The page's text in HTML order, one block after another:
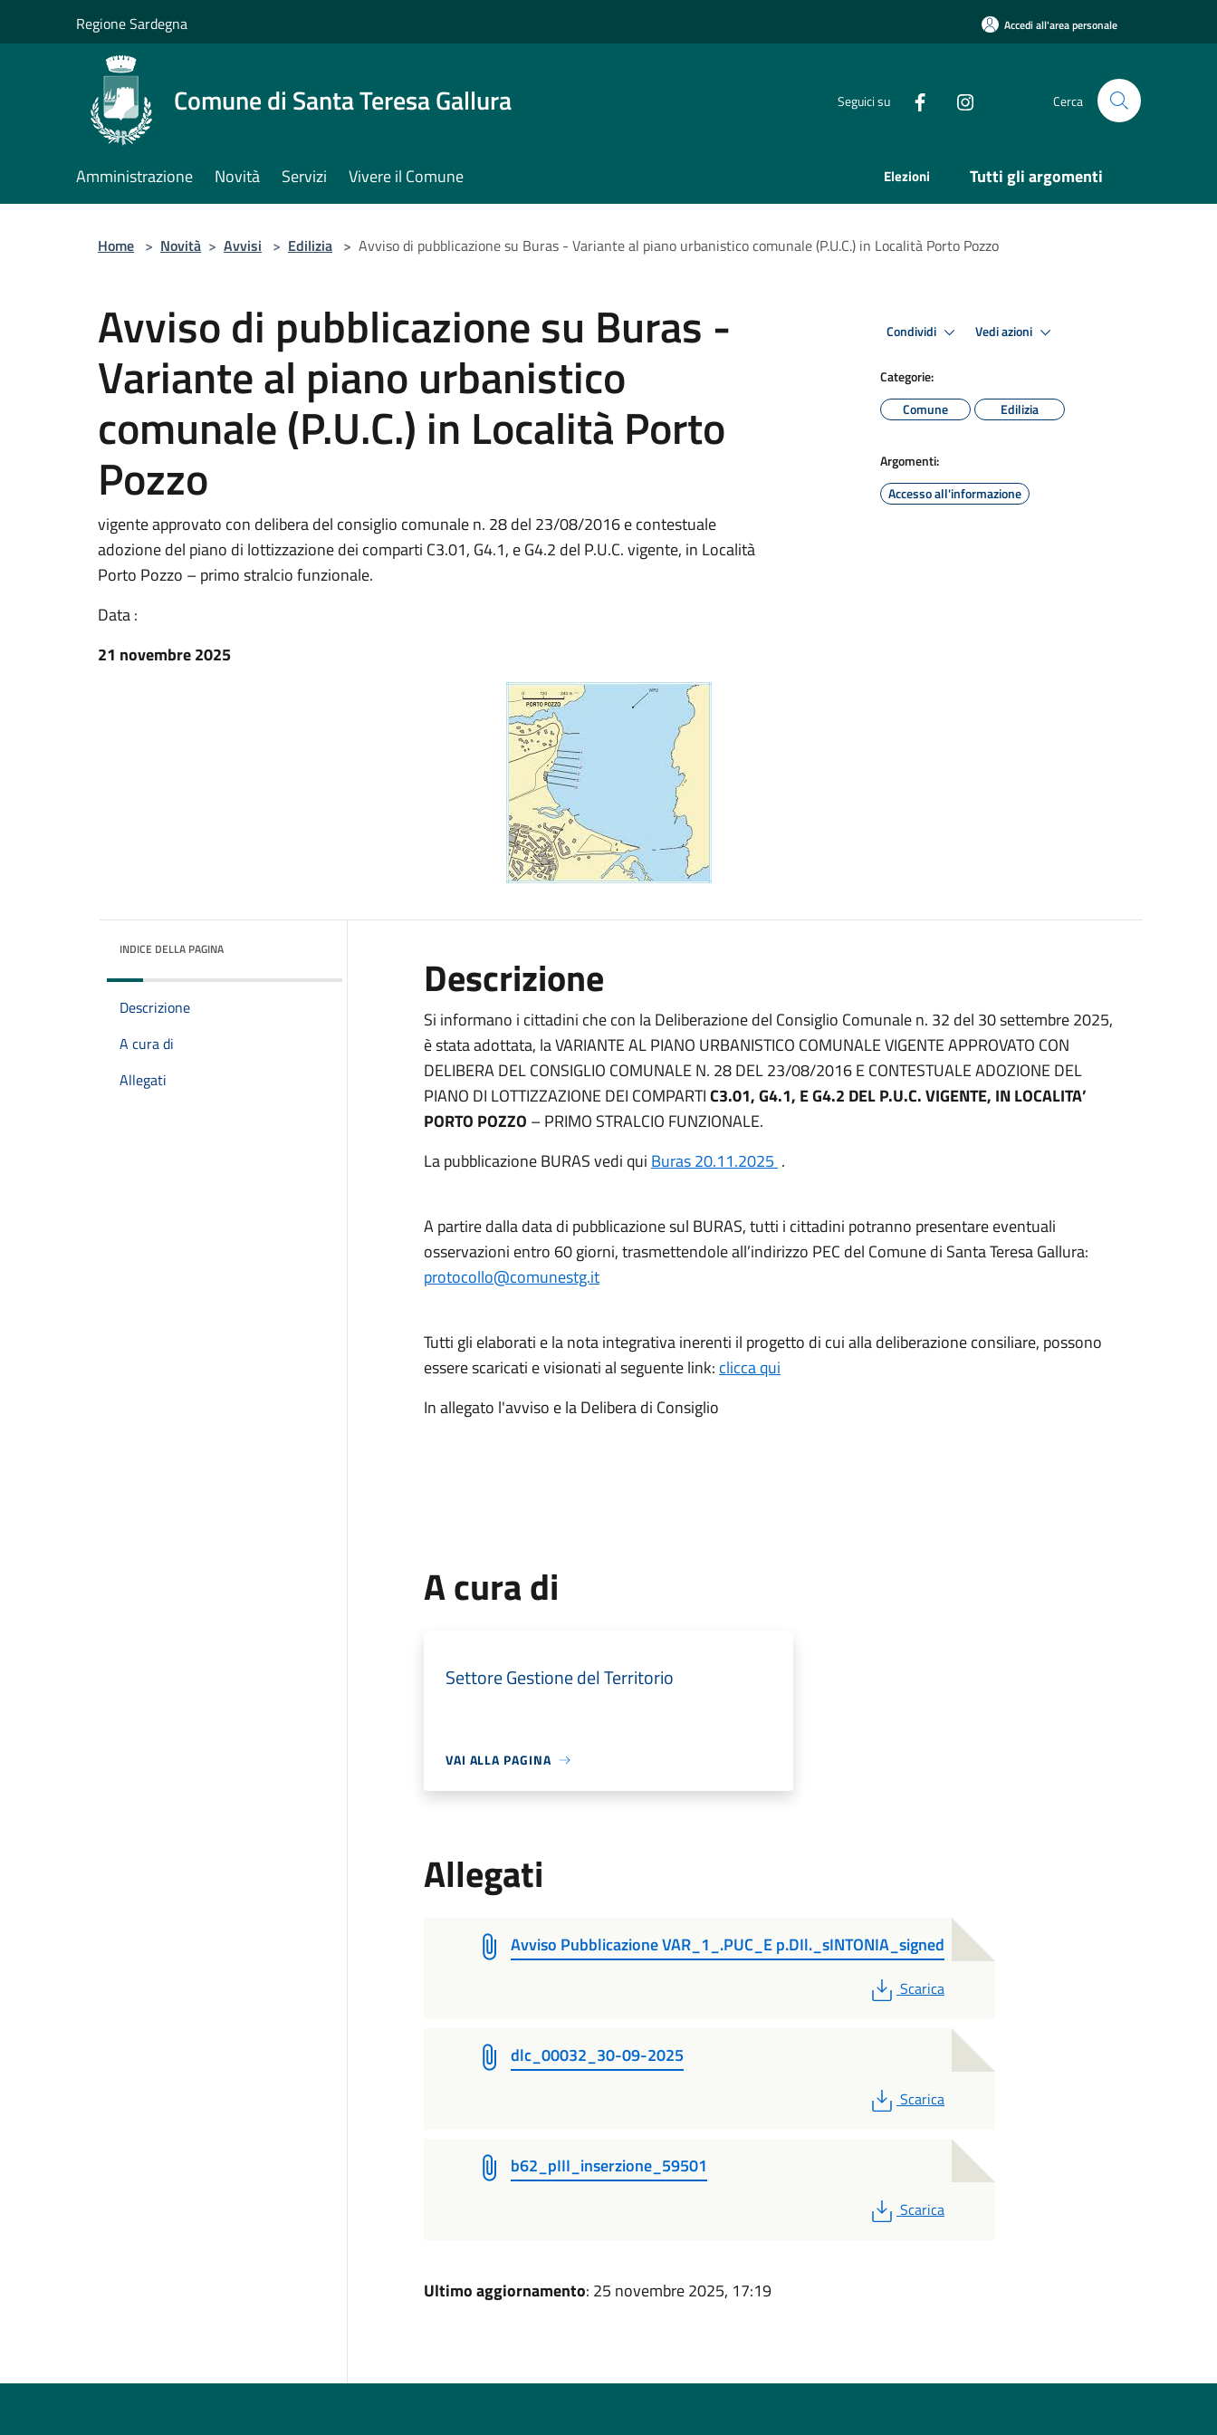
Regione Sardegna Accedi all'area personale
Comune di Santa Teresa Gallura Seguici su Cerca
Amministrazione Novità Servizi Vivere il Comune Elezioni Tutti gli argomenti
Home > Novità > Avvisi > Edilizia > Avviso di pubblicazione su Buras - Variante al piano urbanistico comunale (P.U.C.) in Località Porto Pozzo
Avviso di pubblicazione su Buras -
Variante al piano urbanistico
comunale (P.U.C.) in Località Porto
Pozzo
vigente approvato con delibera del consiglio comunale n. 28 del 23/08/2016 e contestuale
adozione del piano di lottizzazione dei comparti C3.01, G4.1, e G4.2 del P.U.C. vigente, in Località
Porto Pozzo – primo stralcio funzionale.
Data :
21 novembre 2025
Condividi Vedi azioni
Categorie:
Comune
Edilizia
Argomenti:
Accesso all'informazione
INDICE DELLA PAGINA
Descrizione
A cura di
Allegati
Descrizione
Si informano i cittadini che con la Deliberazione del Consiglio Comunale n. 32 del 30 settembre 2025,
è stata adottata, la VARIANTE AL PIANO URBANISTICO COMUNALE VIGENTE APPROVATO CON
DELIBERA DEL CONSIGLIO COMUNALE N. 28 DEL 23/08/2016 E CONTESTUALE ADOZIONE DEL
PIANO DI LOTTIZZAZIONE DEI COMPARTIC3.01, G4.1, E G4.2 DEL P.U.C. VIGENTE, IN LOCALITA’
PORTO POZZO – PRIMO STRALCIO FUNZIONALE.
La pubblicazione BURAS vedi qui Buras 20.11.2025 .
A partire dalla data di pubblicazione sul BURAS, tutti i cittadini potranno presentare eventuali
osservazioni entro 60 giorni, trasmettendole all’indirizzo PEC del Comune di Santa Teresa Gallura:
protocollo@comunestg.it
Tutti gli elaborati e la nota integrativa inerenti il progetto di cui alla deliberazione consiliare, possono
essere scaricati e visionati al seguente link: clicca qui
In allegato l'avviso e la Delibera di Consiglio
A cura di
Settore Gestione del Territorio
VAI ALLA PAGINA
Allegati
Avviso Pubblicazione VAR_1_.PUC_E p.DIl._sINTONIA_signed
PDF
Scarica
dlc_00032_30-09-2025
PDF
Scarica
b62_pIII_inserzione_59501
PDF
Scarica
Ultimo aggiornamento: 25 novembre 2025, 17:19